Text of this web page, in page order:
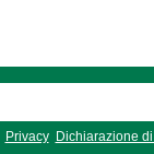
Privacy
Dichiarazione